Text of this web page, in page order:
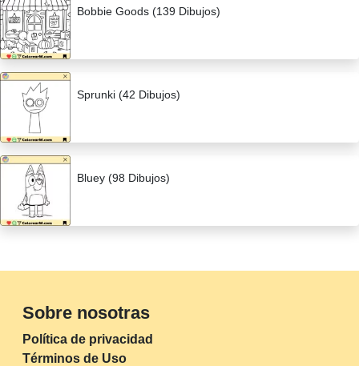
Bobbie Goods (139 Dibujos)
Sprunki (42 Dibujos)
Bluey (98 Dibujos)
Sobre nosotras
Política de privacidad
Términos de Uso